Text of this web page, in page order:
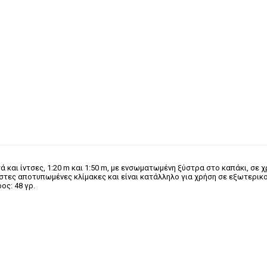
ίντσες, 1:20 m και 1:50 m, με ενσωματωμένη ξύστρα στο καπάκι, σε
αποτυπωμένες κλίμακες και είναι κατάλληλο για χρήση σε
48 γρ.